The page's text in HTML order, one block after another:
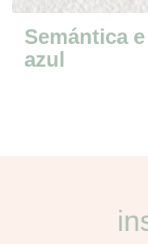
Semántica
azul